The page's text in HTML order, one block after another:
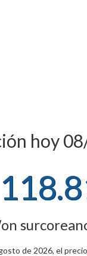
hoy
de 2026, el